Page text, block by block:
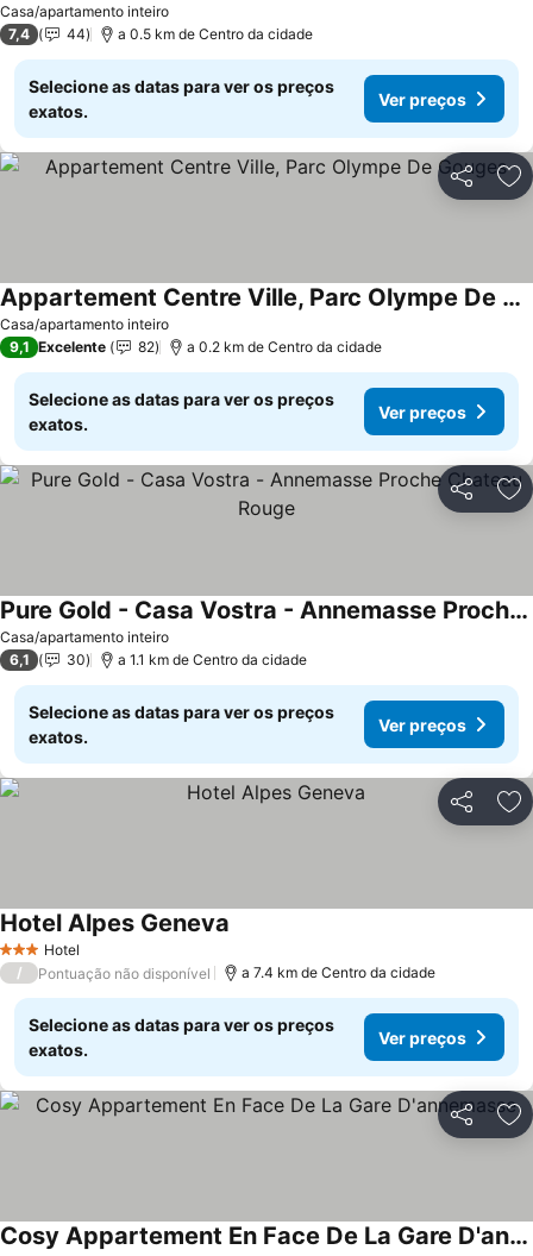
Casa/apartamento inteiro
Ver preços
7,4 44 a 0.5 km de Centro da cidade
Selecione as datas para ver os preços
exatos.
Ver preços
Partilhar
Casa/apartamento inteiro
Appartement Centre Ville, Parc Olympe De Gouges
Ver preços
9,1 Excelente 82 a 0.2 km de Centro da cidade
Selecione as datas para ver os preços
exatos.
Ver preços
Partilhar
Casa/apartamento inteiro
Pure Gold - Casa Vostra - Annemasse Proche Chateau Rouge
Ver preços
6,1 30 a 1.1 km de Centro da cidade
Selecione as datas para ver os preços
exatos.
Ver preços
Partilhar
3 EstrelasHotel
Hotel Alpes Geneva
/ Pontuação não disponível a 7.4 km de Centro da cidade
Selecione as datas para ver os preços
exatos.
Ver preços
Partilhar
Cosy Appartement En Face De La Gare D'annemasse